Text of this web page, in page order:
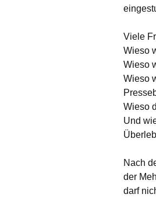
Viele
Wieso
Wieso
Wieso
Wieso
Und
Nach
der
darf